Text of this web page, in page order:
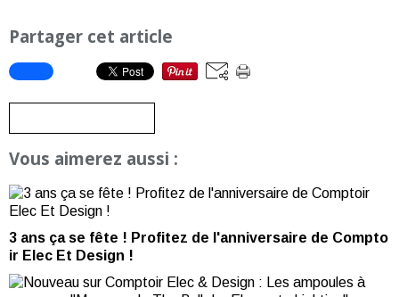
Partager cet article
Vous aimerez aussi :
3 ans ça se fête ! Profitez de l'anniversaire de Compto
ir Elec Et Design !